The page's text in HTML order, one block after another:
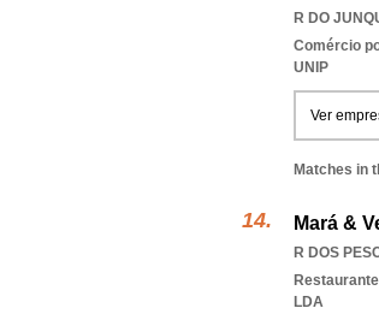
R DO
Comércio
UNIP
Ver
Matches in
Mará &
R DOS
LDA